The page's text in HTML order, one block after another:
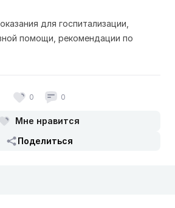
для госпитализации,
помощи, рекомендации по
0 0
Мне нравится
Поделиться